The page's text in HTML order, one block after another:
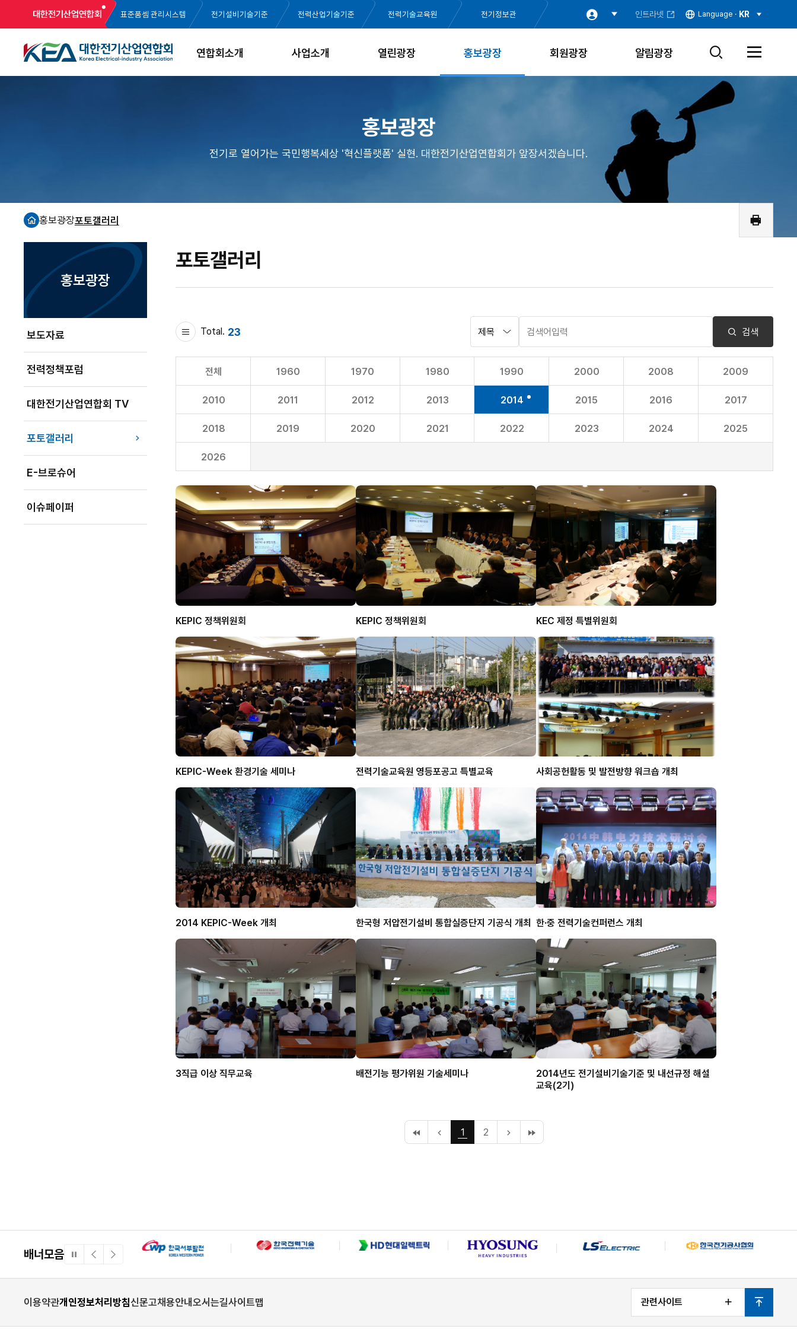
대한전기산업연합회 표준품셈 관리시스템 전기설비기술기준 전력산업기술기준 전력기술교육원 전기정보관 인트라넷 Language · KR
연합회소개 사업소개 열린광장 홍보광장 회원광장 알림광장
검
창
기
전
홍보광장
전기로 열어가는 국민행복세상 '혁신플랫폼' 실현. 대한전기산업연합회가 앞장서겠습니다.
홈
홍보광장포토갤러리
인
쇄
홍보광장
보도자료
전력정책포럼
대한전기산업연합회 TV
포토갤러리
E-브로슈어
이슈페이퍼
포토갤러리
Total. 23
색
영
역
어
입
력
검색
전체 1960 1970 1980 1990 2000 2008 2009
2010 2011 2012 2013 2014 2015 2016 2017
2018 2019 2020 2021 2022 2023 2024 2025
2026
KEPIC 정책위원회 KEPIC 정책위원회 KEC 제정 특별위원회
KEPIC-Week 환경기술 세미나 전력기술교육원 영등포공고 특별교육 사회공헌활동 및 발전방향 워크숍 개최
2014 KEPIC-Week 개최 한국형 저압전기설비 통합실증단지 기공식 개최 한·중 전력기술컨퍼런스 개최
3직급 이상 직무교육 배전기능 평가위원 기술세미나
2014년도 전기설비기술기준 및 내선규정 해설
교육(2기)
음
전
1 2
음
페
배너모음
일
지
이
너
다
너
이용약관개인정보처리방침신문고채용안내오시는길사이트맵 관련사이트
열
기
맨
위